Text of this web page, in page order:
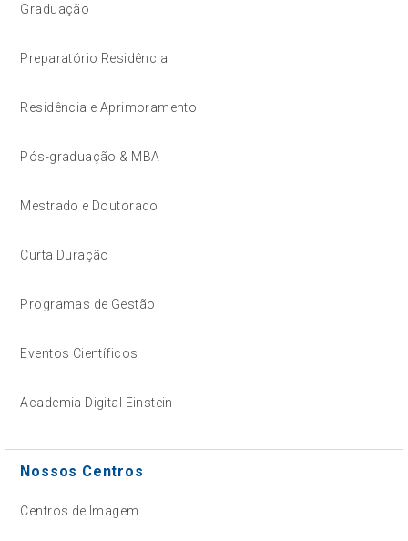
Graduação
Preparatório Residência
Residência e Aprimoramento
Pós-graduação & MBA
Mestrado e Doutorado
Curta Duração
Programas de Gestão
Eventos Científicos
Academia Digital Einstein
Nossos Centros
Centros de Imagem